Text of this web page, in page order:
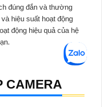
đúng đắn và thường
hiệu suất hoạt động
động hiệu quả của hệ
CAMERA